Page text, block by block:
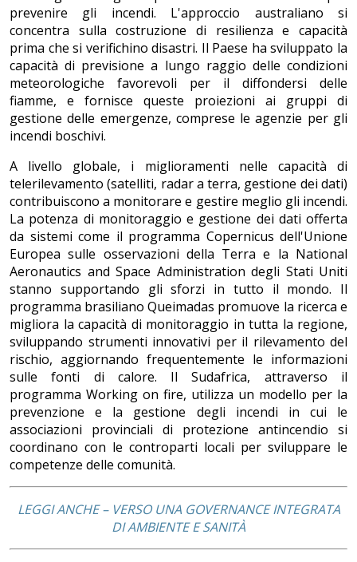
prevenire gli incendi. L'approccio australiano si
concentra sulla costruzione di resilienza e capacità
prima che si verifichino disastri. Il Paese ha sviluppato la
capacità di previsione a lungo raggio delle condizioni
meteorologiche favorevoli per il diffondersi delle
fiamme, e fornisce queste proiezioni ai gruppi di
gestione delle emergenze, comprese le agenzie per gli
incendi boschivi.
A livello globale, i miglioramenti nelle capacità di
telerilevamento (satelliti, radar a terra, gestione dei dati)
contribuiscono a monitorare e gestire meglio gli incendi.
La potenza di monitoraggio e gestione dei dati offerta
da sistemi come il programma Copernicus dell'Unione
Europea sulle osservazioni della Terra e la National
Aeronautics and Space Administration degli Stati Uniti
stanno supportando gli sforzi in tutto il mondo. Il
programma brasiliano Queimadas promuove la ricerca e
migliora la capacità di monitoraggio in tutta la regione,
sviluppando strumenti innovativi per il rilevamento del
rischio, aggiornando frequentemente le informazioni
sulle fonti di calore. Il Sudafrica, attraverso il
programma Working on fire, utilizza un modello per la
prevenzione e la gestione degli incendi in cui le
associazioni provinciali di protezione antincendio si
coordinano con le controparti locali per sviluppare le
competenze delle comunità.
LEGGI ANCHE – VERSO UNA GOVERNANCE INTEGRATA
DI AMBIENTE E SANITÀ